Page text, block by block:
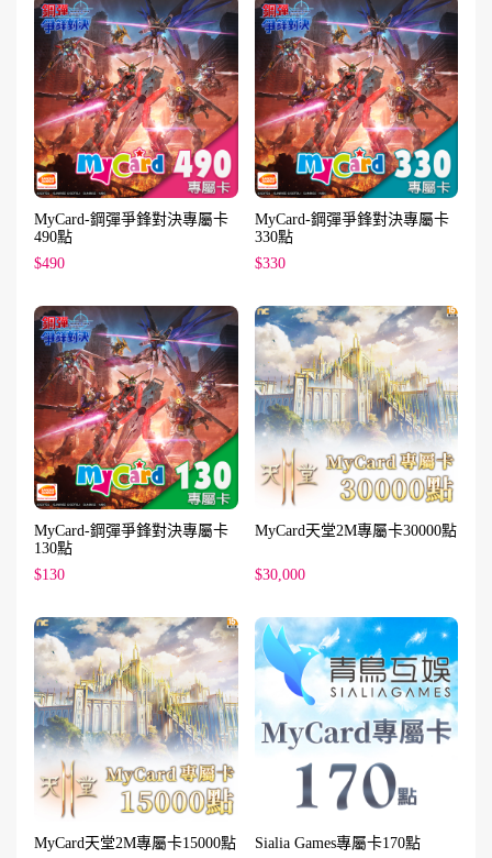
MyCard-鋼彈爭鋒對決專屬卡
490點
$490
MyCard-鋼彈爭鋒對決專屬卡
330點
$330
MyCard-鋼彈爭鋒對決專屬卡
130點
$130
MyCard天堂2M專屬卡30000點
$30,000
MyCard天堂2M專屬卡15000點 Sialia Games專屬卡170點